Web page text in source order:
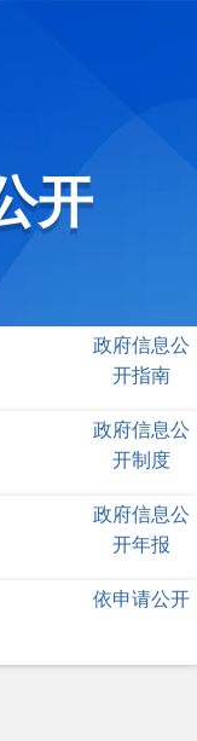
开
政府信息公
开指南
政府信息公
开制度
政府信息公
开年报
依申请公开